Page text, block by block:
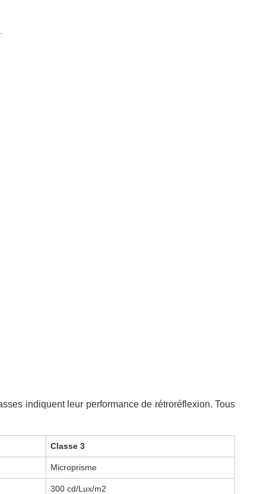
indiquent leur performance de rétroréflexion. Tous
Classe 3
Microprisme
300 cd/Lux/m2